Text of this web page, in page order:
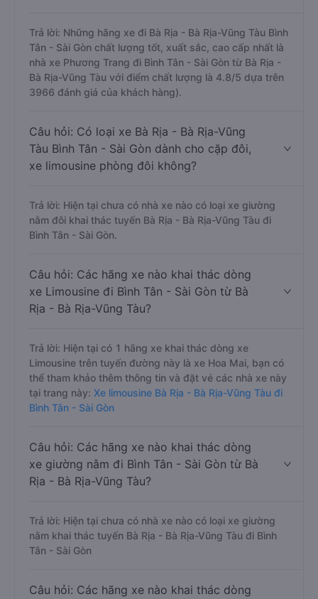
Trả lời: Những hãng xe đi Bà Rịa - Bà Rịa-Vũng Tàu Bình
Tân - Sài Gòn chất lượng tốt, xuất sắc, cao cấp nhất là
nhà xe Phương Trang đi Bình Tân - Sài Gòn từ Bà Rịa -
Bà Rịa-Vũng Tàu với điểm chất lượng là 4.8/5 dựa trên
3966 đánh giá của khách hàng).
Câu hỏi: Có loại xe Bà Rịa - Bà Rịa-Vũng
Tàu Bình Tân - Sài Gòn dành cho cặp đôi,
xe limousine phòng đôi không?
Trả lời: Hiện tại chưa có nhà xe nào có loại xe giường
nằm đôi khai thác tuyến Bà Rịa - Bà Rịa-Vũng Tàu đi
Bình Tân - Sài Gòn.
Câu hỏi: Các hãng xe nào khai thác dòng
xe Limousine đi Bình Tân - Sài Gòn từ Bà
Rịa - Bà Rịa-Vũng Tàu?
Trả lời: Hiện tại có 1 hãng xe khai thác dòng xe
Limousine trên tuyến đường này là xe Hoa Mai, bạn có
thể tham khảo thêm thông tin và đặt vé các nhà xe này
tại trang này: Xe limousine Bà Rịa - Bà Rịa-Vũng Tàu đi
Bình Tân - Sài Gòn
Câu hỏi: Các hãng xe nào khai thác dòng
xe giường nằm đi Bình Tân - Sài Gòn từ Bà
Rịa - Bà Rịa-Vũng Tàu?
Trả lời: Hiện tại chưa có nhà xe nào có loại xe giường
nằm khai thác tuyến Bà Rịa - Bà Rịa-Vũng Tàu đi Bình
Tân - Sài Gòn
Câu hỏi: Các hãng xe nào khai thác dòng